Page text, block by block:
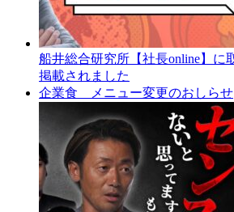
船井総合研究所【社長online】に
掲載されました
企業食 メニュー変更のおしらせ